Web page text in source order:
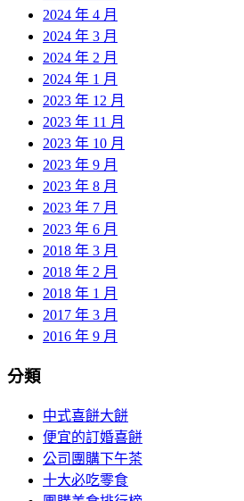
2024 年 4 月
2024 年 3 月
2024 年 2 月
2024 年 1 月
2023 年 12 月
2023 年 11 月
2023 年 10 月
2023 年 9 月
2023 年 8 月
2023 年 7 月
2023 年 6 月
2018 年 3 月
2018 年 2 月
2018 年 1 月
2017 年 3 月
2016 年 9 月
分類
中式喜餅大餅
便宜的訂婚喜餅
公司團購下午茶
十大必吃零食